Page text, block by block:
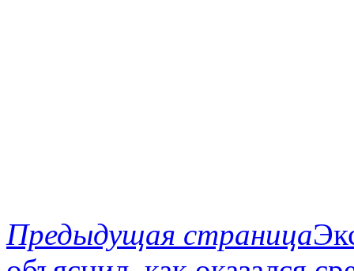
Предыдущая страница